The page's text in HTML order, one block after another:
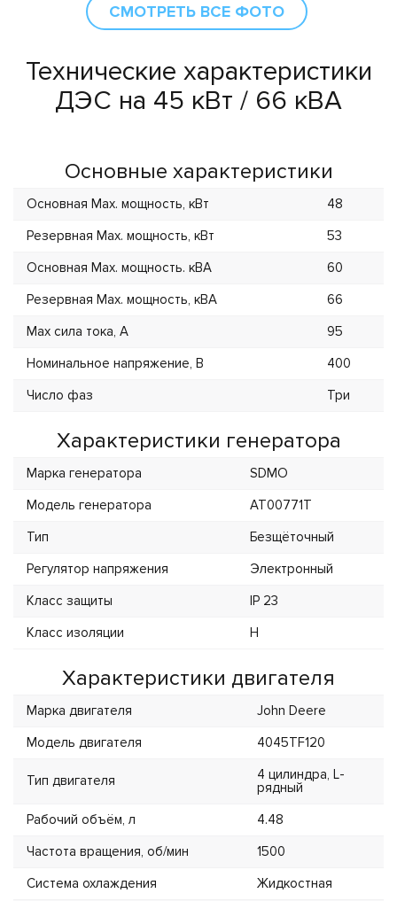
СМОТРЕТЬ ВСЕ ФОТО
Технические характеристики
ДЭС на 45 кВт / 66 кВА
Основные характеристики
Основная Max. мощность, кВт
48
Резервная Max. мощность, кВт
53
Основная Max. мощность. кВА
60
Резервная Max. мощность, кВА
66
Max сила тока, А
95
Номинальное напряжение, В
400
Число фаз
Три
Характеристики генератора
Марка генератора
SDMO
Модель генератора
AT00771T
Тип
Безщёточный
Регулятор напряжения
Электронный
Класс защиты
IP 23
Класс изоляции
H
Характеристики двигателя
Марка двигателя
John Deere
Модель двигателя
4045TF120
Тип двигателя
4 цилиндра, L-
рядный
Рабочий объём, л
4.48
Частота вращения, об/мин
1500
Система охлаждения
Жидкостная